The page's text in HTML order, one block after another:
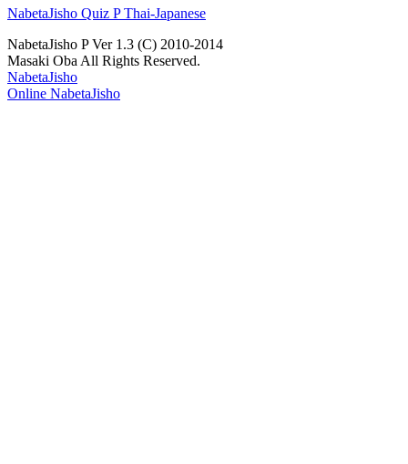
NabetaJisho Quiz P Thai-Japanese
NabetaJisho P Ver 1.3 (C) 2010-2014
Masaki Oba All Rights Reserved.
NabetaJisho
Online NabetaJisho